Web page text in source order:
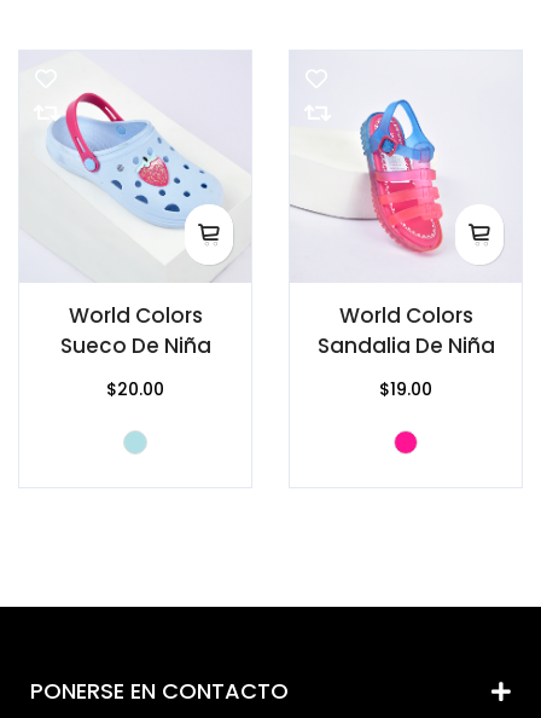
World Colors
Sueco De Niña
$20.00
World Colors
Sandalia De Niña
$19.00
PONERSE EN CONTACTO